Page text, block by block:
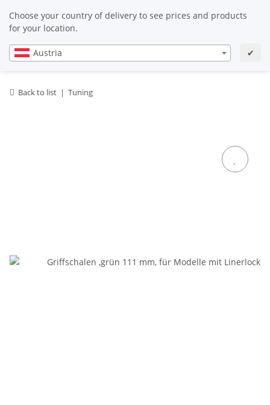
Choose your country of delivery to see prices and products
for your location.
Austria ✔
EN EN
Back to list Tuning